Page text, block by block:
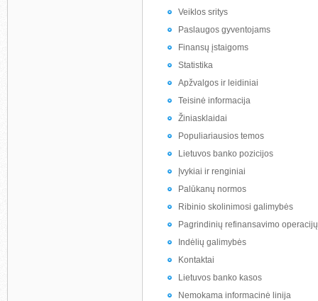
Veiklos sritys
Paslaugos gyventojams
Finansų įstaigoms
Statistika
Apžvalgos ir leidiniai
Teisinė informacija
Žiniasklaidai
Populiariausios temos
Lietuvos banko pozicijos
Įvykiai ir renginiai
Palūkanų normos
Ribinio skolinimosi galimybės
Pagrindinių refinansavimo operacijų
Indėlių galimybės
Kontaktai
Lietuvos banko kasos
Nemokama informacinė linija